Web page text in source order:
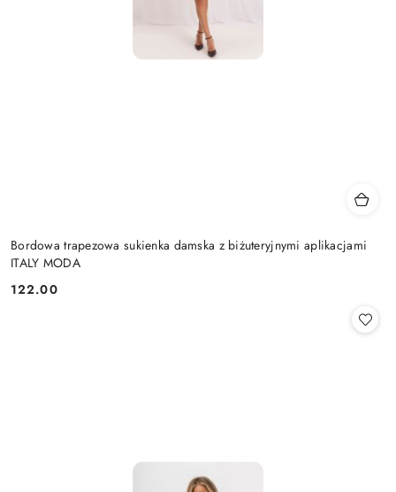
Bordowa trapezowa sukienka damska z biżuteryjnymi aplikacjami
ITALY MODA
Cena:
122.00